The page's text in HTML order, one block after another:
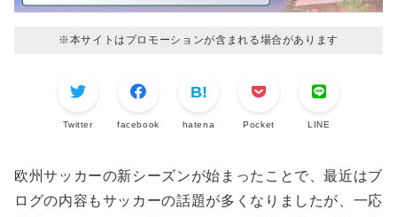
※本サイトはプロモーションが含まれる場合があります
Twitter facebook hatena Pocket LINE
欧州サッカーの新シーズンが始まったことで、最近はブ
ログの内容もサッカーの話題が多くなりましたが、一応